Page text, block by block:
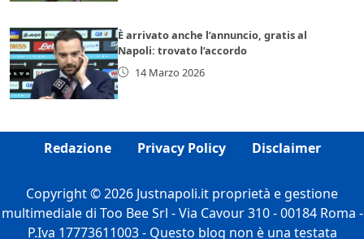
È arrivato anche l’annuncio, gratis al
Napoli: trovato l’accordo
14 Marzo 2026
Redazione Privacy Policy Disclaimer
Copyright © 2026 Justnapoli.it proprietà e gestione
multimediale di Too Bee Srl - Via Cavour 310 - 00184 Roma -
P.Iva 17773611003 - Questo blog non è una testata